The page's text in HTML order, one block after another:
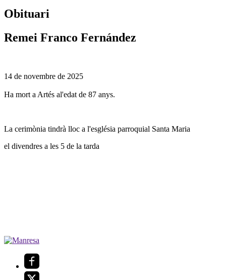
Obituari
Remei Franco Fernández
14 de novembre de 2025
Ha mort a Artés al'edat de 87 anys.
La cerimònia tindrà lloc a l'església parroquial Santa Maria
el divendres a les 5 de la tarda